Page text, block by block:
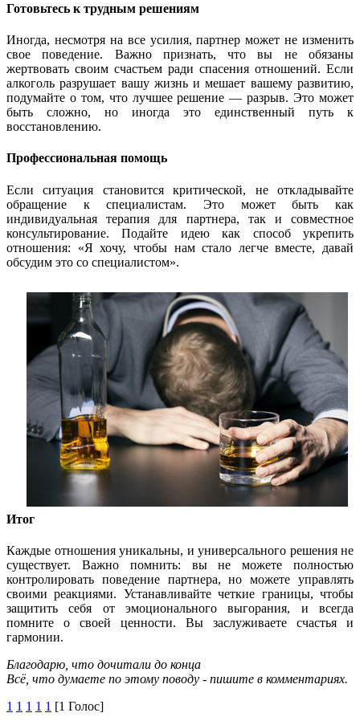
Готовьтесь к трудным решениям
Иногда, несмотря на все усилия, партнер может не изменить
свое поведение. Важно признать, что вы не обязаны
жертвовать своим счастьем ради спасения отношений. Если
алкоголь разрушает вашу жизнь и мешает вашему развитию,
подумайте о том, что лучшее решение — разрыв. Это может
быть сложно, но иногда это единственный путь к
восстановлению.
Профессиональная помощь
Если ситуация становится критической, не откладывайте
обращение к специалистам. Это может быть как
индивидуальная терапия для партнера, так и совместное
консультирование. Подайте идею как способ укрепить
отношения: «Я хочу, чтобы нам стало легче вместе, давай
обсудим это со специалистом».
Итог
Каждые отношения уникальны, и универсального решения не
существует. Важно помнить: вы не можете полностью
контролировать поведение партнера, но можете управлять
своими реакциями. Устанавливайте четкие границы, чтобы
защитить себя от эмоционального выгорания, и всегда
помните о своей ценности. Вы заслуживаете счастья и
гармонии.
Благодарю, что дочитали до конца
Всё, что думаете по этому поводу - пишите в комментариях.
1 1 1 1 1 [1 Голос]